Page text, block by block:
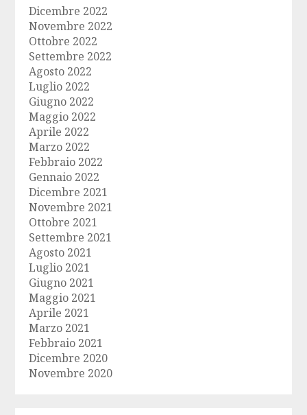
Dicembre 2022
Novembre 2022
Ottobre 2022
Settembre 2022
Agosto 2022
Luglio 2022
Giugno 2022
Maggio 2022
Aprile 2022
Marzo 2022
Febbraio 2022
Gennaio 2022
Dicembre 2021
Novembre 2021
Ottobre 2021
Settembre 2021
Agosto 2021
Luglio 2021
Giugno 2021
Maggio 2021
Aprile 2021
Marzo 2021
Febbraio 2021
Dicembre 2020
Novembre 2020